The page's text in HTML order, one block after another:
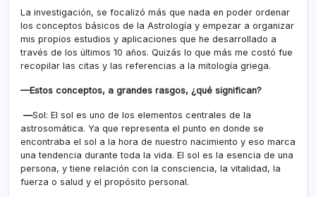
La investigación, se focalizó más que nada en poder ordenar
los conceptos básicos de la Astrología y empezar a organizar
mis propios estudios y aplicaciones que he desarrollado a
través de los últimos 10 años. Quizás lo que más me costó fue
recopilar las citas y las referencias a la mitología griega.
—Estos conceptos, a grandes rasgos, ¿qué significan?
—Sol: El sol es uno de los elementos centrales de la
astrosomática. Ya que representa el punto en donde se
encontraba el sol a la hora de nuestro nacimiento y eso marca
una tendencia durante toda la vida. El sol es la esencia de una
persona, y tiene relación con la consciencia, la vitalidad, la
fuerza o salud y el propósito personal.